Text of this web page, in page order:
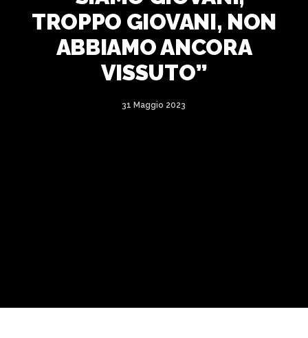
TROPPO GIOVANI, NON
ABBIAMO ANCORA
VISSUTO”
31 Maggio 2023